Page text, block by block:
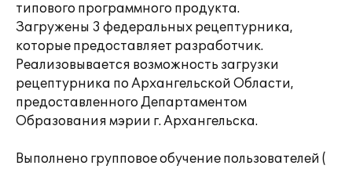
типового программного продукта.
Загружены 3 федеральных рецептурника,
которые предоставляет разработчик.
Реализовывается возможность загрузки
рецептурника по Архангельской Области,
предоставленного Департаментом
Образования мэрии г. Архангельска.
Выполнено групповое обучение пользователей (